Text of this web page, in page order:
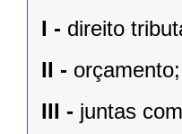
I - direito
II - orçamento;
III - juntas